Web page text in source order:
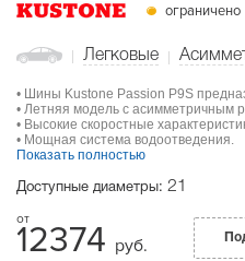
ограничено
Легковые
• Шины Kustone Passion P9S
• Летняя модель с асимметричным
• Высокие скоростные
• Мощная система водоотведения.
Показать полностью
Доступные диаметры: 21
12374 руб.